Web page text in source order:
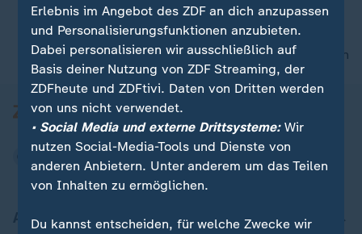
nach oben
Aktuell bei ZDFheute
Erlebnis im Angebot des ZDF an dich anzupassen
und Personalisierungsfunktionen anzubieten.
Dabei personalisieren wir ausschließlich auf
Basis deiner Nutzung von ZDF Streaming, der
ZDFheute und ZDFtivi. Daten von Dritten werden
von uns nicht verwendet.
• Social Media und externe Drittsysteme:Wir
nutzen Social-Media-Tools und Dienste von
anderen Anbietern. Unter anderem um das Teilen
von Inhalten zu ermöglichen.
Du kannst entscheiden, für welche Zwecke wir